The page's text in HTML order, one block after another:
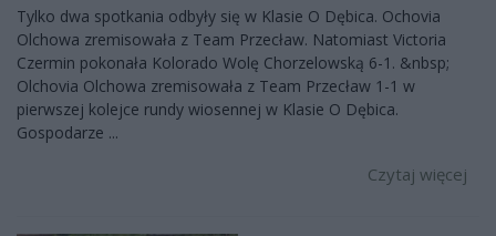
Tylko dwa spotkania odbyły się w Klasie O Dębica. Ochovia
Olchowa zremisowała z Team Przecław. Natomiast Victoria
Czermin pokonała Kolorado Wolę Chorzelowską 6-1. &nbsp;
Olchovia Olchowa zremisowała z Team Przecław 1-1 w
pierwszej kolejce rundy wiosennej w Klasie O Dębica.
Gospodarze ...
Czytaj więcej